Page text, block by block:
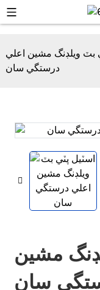
بٽ ويلڊنگ مشين اعلي
درستگي سان
مشين
سان